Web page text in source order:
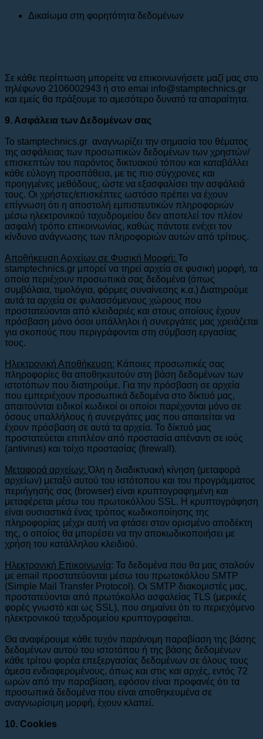
Δικαίωμα στη φορητότητα δεδομένων
Σε κάθε περίπτωση μπορείτε να επικοινωνήσετε μαζί μας στο
τηλέφωνο 2106002943 ή στο emai info@stamptechnics.gr
και εμείς θα πράξουμε το αμεσότερο δυνατό τα απαραίτητα.
9. Ασφάλεια των Δεδομένων σας
Το stamptechnics.gr αναγνωρίζει την σημασία του θέματος
της ασφάλειας των προσωπικών δεδομένων των χρηστών/
επισκεπτών του παρόντος δικτυακού τόπου και καταβάλλει
κάθε εύλογη προσπάθεια, με τις πιο σύγχρονες και
προηγμένες μεθόδους, ώστε να εξασφαλίσει την ασφάλειά
τους. Οι χρήστες/επισκέπτες ωστόσο πρέπει να έχουν
επίγνωση ότι η αποστολή εμπιστευτικών πληροφοριών
μέσω ηλεκτρονικού ταχυδρομείου δεν αποτελεί τον πλέον
ασφαλή τρόπο επικοινωνίας, καθώς πάντοτε ενέχει τον
κίνδυνο ανάγνωσης των πληροφοριών αυτών από τρίτους.
Αποθήκευση Αρχείων σε Φυσική Μορφή: To
stamptechnics.gr μπορεί να τηρεί αρχεία σε φυσική μορφή, τα
οποία περιέχουν προσωπικά σας δεδομένα (όπως
συμβόλαια, τιμολόγια, φόρμες συναίνεσης κ.α.) Διατηρούμε
αυτά τα αρχεία σε φυλασσόμενους χώρους που
προστατεύονται από κλειδαριές και στους οποίους έχουν
πρόσβαση μόνο όσοι υπάλληλοι ή συνεργάτες μας χρειάζεται
για σκοπούς που περιγράφονται στη σύμβαση εργασίας
τους.
Ηλεκτρονική Αποθήκευση: Κάποιες προσωπικές σας
πληροφορίες θα αποθηκευτούν στη βάση δεδομένων των
ιστοτόπων που διατηρούμε. Για την πρόσβαση σε αρχεία
που εμπεριέχουν προσωπικά δεδομένα στο δίκτυό μας,
απαιτούνται ειδικοί κωδικοί οι οποίοι παρέχονται μόνο σε
όσους υπαλλήλους ή συνεργάτες μας που απαιτείται να
έχουν πρόσβαση σε αυτά τα αρχεία. Το δίκτυό μας
προστατεύεται επιπλέον από προστασία απέναντι σε ιούς
(antivirus) και τοίχο προστασίας (firewall).
Μεταφορά αρχείων:Όλη η διαδικτυακή κίνηση (μεταφορά
αρχείων) μεταξύ αυτού του ιστότοπου και του προγράμματος
περιήγησής σας (browser) είναι κρυπτογραφημένη και
μεταφέρεται μέσω του πρωτοκόλλου SSL. Η κρυπτογράφηση
είναι ουσιαστικά ένας τρόπος κωδικοποίησης της
πληροφορίας μέχρι αυτή να φτάσει στον ορισμένο αποδέκτη
της, ο οποίος θα μπορέσει να την αποκωδικοποιήσει με
χρήση του κατάλληλου κλειδιού.
Ηλεκτρονική Επικοινωνία: Τα δεδομένα που θα μας σταλούν
με email προστατεύονται μέσω του πρωτοκόλλου SMTP
(Simple Mail Transfer Protocol). Οι SMTP διακομιστές μας,
προστατεύονται από πρωτόκολλο ασφαλείας TLS (μερικές
φορές γνωστό και ως SSL), που σημαίνει ότι το περιεχόμενο
ηλεκτρονικού ταχυδρομείου κρυπτογραφείται.
Θα αναφέρουμε κάθε τυχόν παράνομη παραβίαση της βάσης
δεδομένων αυτού του ιστοτόπου ή της βάσης δεδομένων
κάθε τρίτου φορέα επεξεργασίας δεδομένων σε όλους τους
άμεσα ενδιαφερομένους, όπως και στις και αρχές, εντός 72
ωρών από την παραβίαση, εφόσον είναι προφανές ότι τα
προσωπικά δεδομένα που είναι αποθηκευμένα σε
αναγνωρίσιμη μορφή, έχουν κλαπεί.
10. Cookies